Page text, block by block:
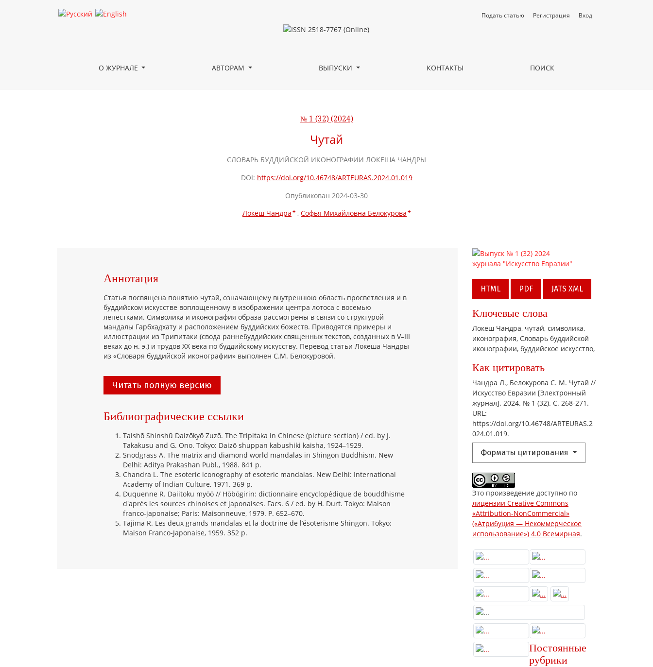
Чутай
О ЖУРНАЛЕ АВТОРАМ ВЫПУСКИ КОНТАКТЫ ПОИСК
Подать статью Регистрация Вход
№ 1 (32) (2024)
Чутай
СЛОВАРЬ БУДДИЙСКОЙ ИКОНОГРАФИИ ЛОКЕША ЧАНДРЫ
DOI: https://doi.org/10.46748/ARTEURAS.2024.01.019
Опубликован 2024-03-30
Локеш Чандра + Софья Михайловна Белокурова +
HTML PDF JATS XML
Ключевые слова
Локеш Чандра, чутай, символика,
иконография, Словарь буддийской
иконографии, буддийское искусство,
Как цитировать
Чандра Л., Белокурова С. М. Чутай //
Искусство Евразии [Электронный
журнал]. 2024. № 1 (32). С. 268-271.
URL:
https://doi.org/10.46748/ARTEURAS.2
024.01.019.
Форматы цитирования
Это произведение доступно по
лицензии Creative Commons
«Attribution-NonCommercial»
(«Атрибуция — Некоммерческое
использование») 4.0 Всемирная.
Постоянные
рубрики
Аннотация
Статья посвящена понятию чутай, означающему внутреннюю область просветления и в
буддийском искусстве воплощенному в изображении центра лотоса с восемью
лепестками. Символика и иконография образа рассмотрены в связи со структурой
мандалы Гарбхадхату и расположением буддийских божеств. Приводятся примеры и
иллюстрации из Трипитаки (свода раннебуддийских священных текстов, созданных в V–III
веках до н. э.) и трудов XX века по буддийскому искусству. Перевод статьи Локеша Чандры
из «Словаря буддийской иконографии» выполнен С.М. Белокуровой.
Читать полную версию
Библиографические ссылки
Taishō Shinshū Daizōkyō Zuzō. The Tripitaka in Chinese (picture section) / ed. by J.
Takakusu and G. Ono. Tokyo: Daizō shuppan kabushiki kaisha, 1924–1929.
Snodgrass A. The matrix and diamond world mandalas in Shingon Buddhism. New
Delhi: Aditya Prakashan Publ., 1988. 841 p.
Chandra L. The esoteric iconography of esoteric mandalas. New Delhi: International
Academy of Indian Culture, 1971. 369 p.
Duquenne R. Daiitoku myōō // Hōbōgirin: dictionnaire encyclopédique de bouddhisme
d'après les sources chinoises et japonaises. Facs. 6 / ed. by H. Durt. Tokyo: Maison
franco-japonaise; Paris: Maisonneuve, 1979. P. 652–670.
Tajima R. Les deux grands mandalas et la doctrine de l’ésoterisme Shingon. Tokyo:
Maison Franco-Japonaise, 1959. 352 p.